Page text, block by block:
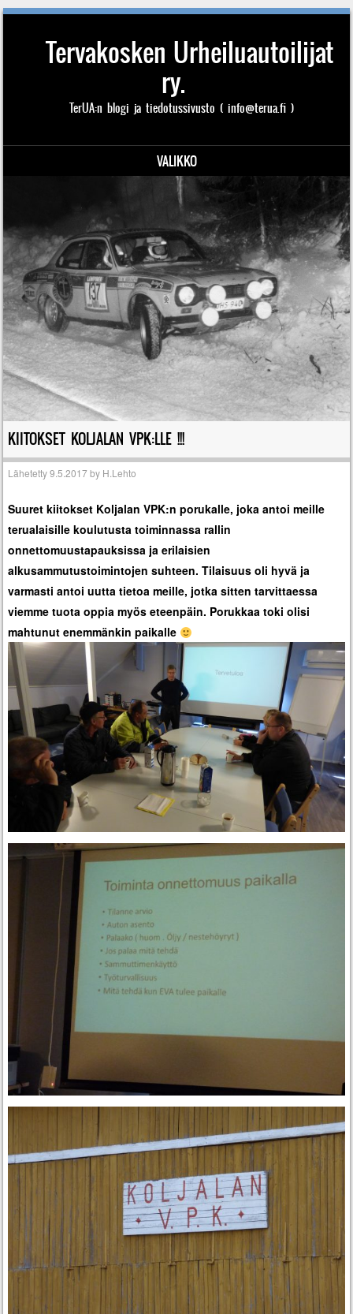
Tervakosken Urheiluautoilijat
ry.
TerUA:n blogi ja tiedotussivusto ( info@terua.fi )
VALIKKO
KIITOKSET KOLJALAN VPK:LLE !!!
Lähetetty9.5.2017by H.Lehto
Suuret kiitokset Koljalan VPK:n porukalle, joka antoi meille
terualaisille koulutusta toiminnassa rallin
onnettomuustapauksissa ja erilaisien
alkusammutustoimintojen suhteen. Tilaisuus oli hyvä ja
varmasti antoi uutta tietoa meille, jotka sitten tarvittaessa
viemme tuota oppia myös eteenpäin. Porukkaa toki olisi
mahtunut enemmänkin paikalle